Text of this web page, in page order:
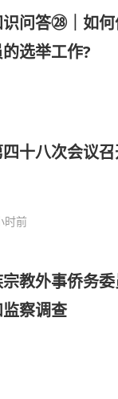
问答㉘｜如
选举工作?
十八次会议
时前
教外事侨务
察调查